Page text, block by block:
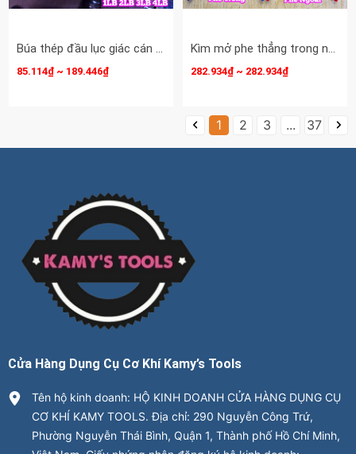
Búa thép đầu lục giác cán gỗ 1LB 2LB 3LB 4LB Crossman 68-401 68-402 68-403 68-404
85.114₫ ~ 189.446₫
Kìm mở phe thẳng trong ngoài 7 inch Kingtony 66HS-07 66SS-07 mở phe 19-60mm
282.934₫ ~ 282.934₫
1 2 3 ... 37
Cửa Hàng Dụng Cụ Cơ Khí Kamy’s Tools
Tên hộ kinh doanh: HỘ KINH DOANH CỬA HÀNG DỤNG CỤ
CƠ KHÍ KAMY TOOLS. Địa chỉ: 290 Nguyễn Công Trứ,
Phường Nguyễn Thái Bình, Quận 1, Thành phố Hồ Chí Minh,